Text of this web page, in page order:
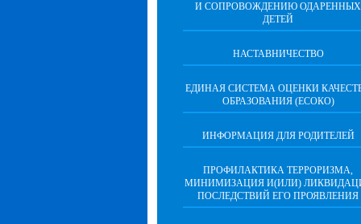
И СОПРОВОЖДЕНИЮ ОДАРЕННЫХ
ДЕТЕЙ
НАСТАВНИЧЕСТВО
ЕДИНАЯ СИСТЕМА ОЦЕНКИ
ОБРАЗОВАНИЯ (ЕСОКО)
ИНФОРМАЦИЯ ДЛЯ РОДИТЕЛЕЙ
ПРОФИЛАКТИКА ТЕРРОРИЗМА,
МИНИМИЗАЦИЯ И(ИЛИ)
ПОСЛЕДСТВИЙ ЕГО ПРОЯВЛЕНИЯ